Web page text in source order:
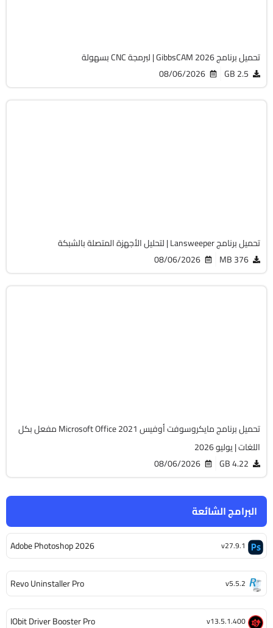
البرامج الشائعة
Adobe Photoshop 2026 v27.9.1
Revo Uninstaller Pro v5.5.2
IObit Driver Booster Pro v13.5.1.400
تحميل برنامج GibbsCAM 2026 | لبرمجة CNC بسهولة
2.5 GB
08/06/2026
تحميل برنامج Lansweeper | لتحليل الأجهزة المتصلة بالشبكة
376 MB
08/06/2026
تحميل برنامج مايكروسوفت أوفيس Microsoft Office 2021 مفعل بكل
اللغات | يوليو 2026
4.22 GB
08/06/2026